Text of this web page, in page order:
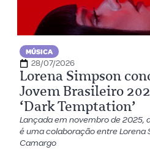
MÚSICA
28/07/2026
Lorena Simpson
Jovem Brasileiro
‘Dark Temptation’
Lançada em novembro de 2025,
é uma colaboração entre Lorena
Camargo